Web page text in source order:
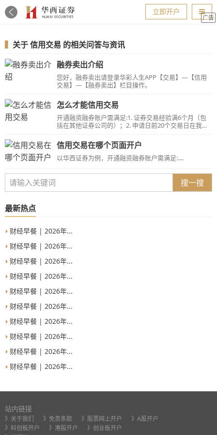
导航
立即开户
广告
关于信用交易 的相关问答与资讯
融券卖出介绍
您好，融券卖出请登录华彩人生APP【交易】—【信用
交易】—【融券卖出】栏目操作。
怎么才能信用交易
开通融资融券账户需满足:1. 证券交易经验满6个月（包
括在其他证券公司的）；2. 申请日前20个交易日在我司
客户资产要求一致）；3. 开户者年龄18周岁-70周岁（不
含）；4.风险等级在中高风险（C4）及以上。若您满足
开通条件，请账户本人携带二代有效身份证及与身份证
信息一致的银行储蓄卡在交易时间内到开户营业部柜台
申请。
信用交易在哪个页面开户
以华西证券为例，开通融资融券账户需满足:....
搜一搜
最新热点
财经早餐 | 2026年...
财经早餐 | 2026年...
财经早餐 | 2026年...
财经早餐 | 2026年...
财经早餐 | 2026年...
财经早餐 | 2026年...
财经早餐 | 2026年...
财经早餐 | 2026年...
财经早餐 | 2026年...
财经早餐 | 2026年...
站内链接
》关于我们 》免责条款 》股票网上开户
》A股开户
》科创板开户
》港股开户
》创业板开户